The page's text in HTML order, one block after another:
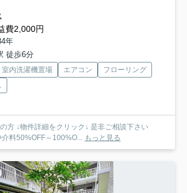
費2,000円
年
徒歩6分
室内洗濯機置場 エアコン
フローリング
方 ↓物件詳細をクリック↓ 是非ご相談下さい
50%OFF～100%O... もっと見る